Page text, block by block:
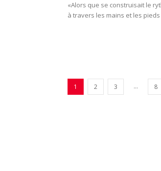
«Alors que se construisait le
à travers les mains et les pieds
1 2 3 ... 8